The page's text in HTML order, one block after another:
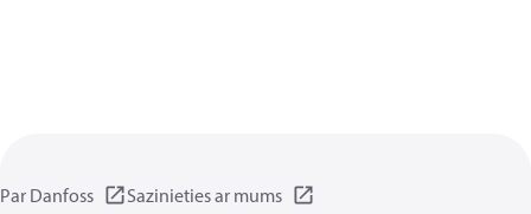
Par Danfoss Sazinieties ar mums